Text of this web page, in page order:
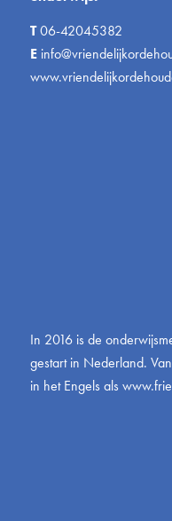
T06-42045382
E
In 2016 is de
gestart in Nederland.
in het Engels als